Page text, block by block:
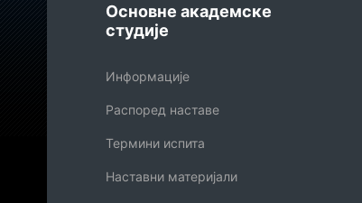
Основне академске
студије
Информације
Распоред наставе
Термини испита
Наставни материјали